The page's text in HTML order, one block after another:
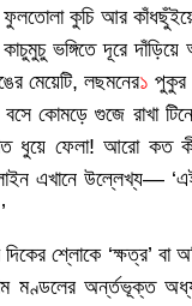
কুচি আর কাঁধছুঁইয়ে
ভঙ্গিতে দূরে দাঁড়িয়ে
মেয়েটি, লছমনের১ পুকুর
কোমড়ে গুজে রাখা
ধুয়ে ফেলা! আরো কত
লাইন এখানে উল্লেখ্য—
শ্লোকে ‘ক্ষত্র’ বা
অর্ন্তভূক্ত